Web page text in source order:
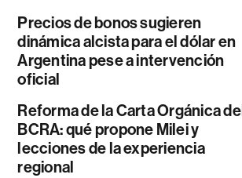
Precios de bonos sugieren
dinámica alcista para el dólar en
Argentina pese a intervención
oficial
Reforma de la Carta Orgánica del
BCRA: qué propone Milei y
lecciones de la experiencia
regional